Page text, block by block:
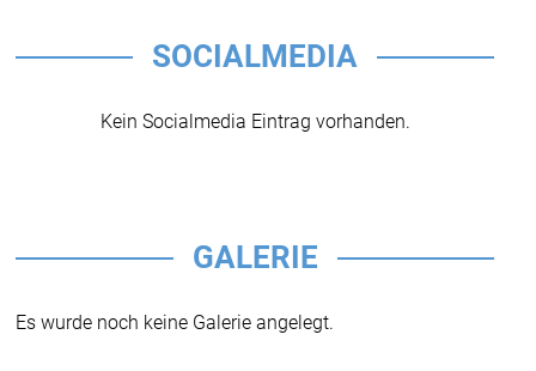
SOCIALMEDIA
Kein Socialmedia Eintrag vorhanden.
GALERIE
Es wurde noch keine Galerie angelegt.